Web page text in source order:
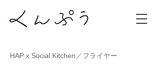
HAP x Social Kitchen／フライヤー